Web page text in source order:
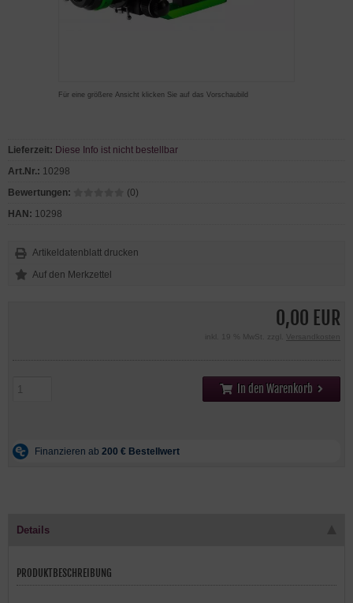
Für eine größere Ansicht klicken Sie auf das Vorschaubild
0,00 EUR
inkl. 19 % MwSt. zzgl. Versandkosten
In den Warenkorb
Lieferzeit: Diese Info ist nicht bestellbar
Art.Nr.: 10298
Bewertungen:
(0)
HAN: 10298
Artikeldatenblatt drucken
Details
PRODUKTBESCHREIBUNG